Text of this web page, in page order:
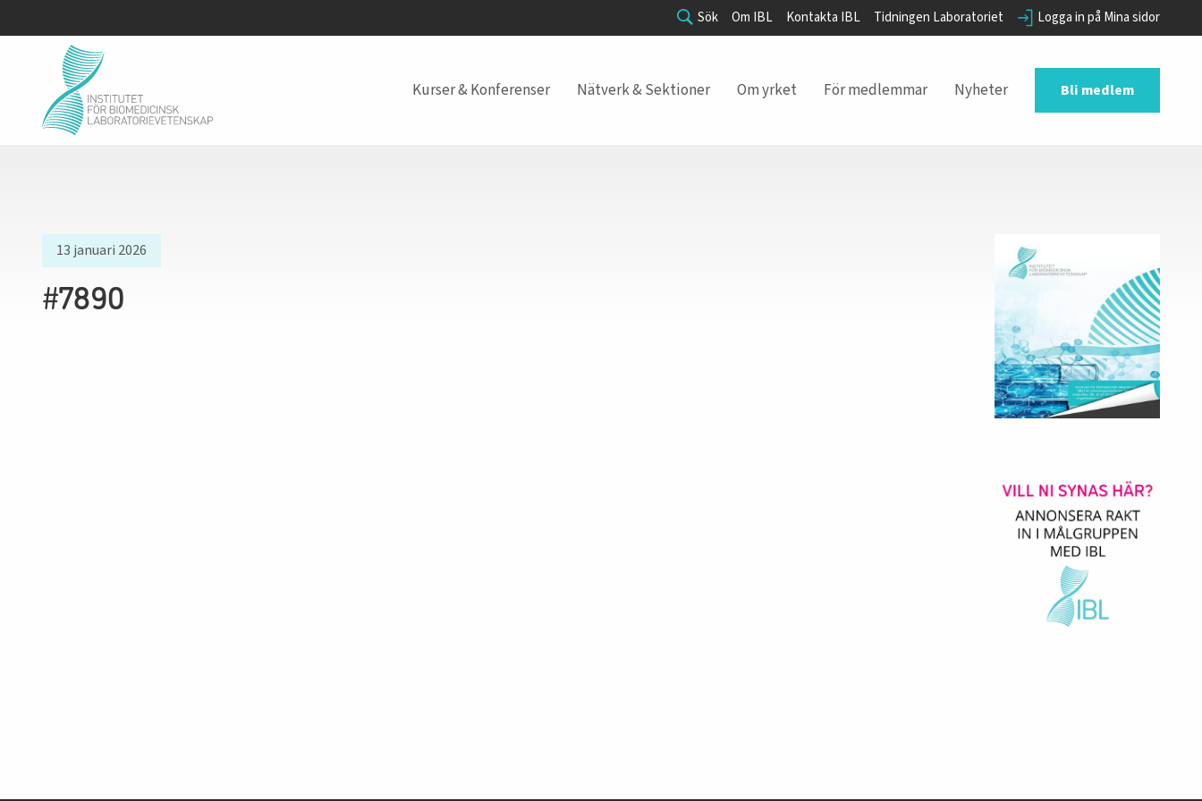
Sök Om IBL Kontakta IBL Tidningen Laboratoriet Logga in på Mina sidor
Kurser & Konferenser Nätverk & Sektioner Om yrket För medlemmar Nyheter Bli medlem
13 januari 2026
#7890